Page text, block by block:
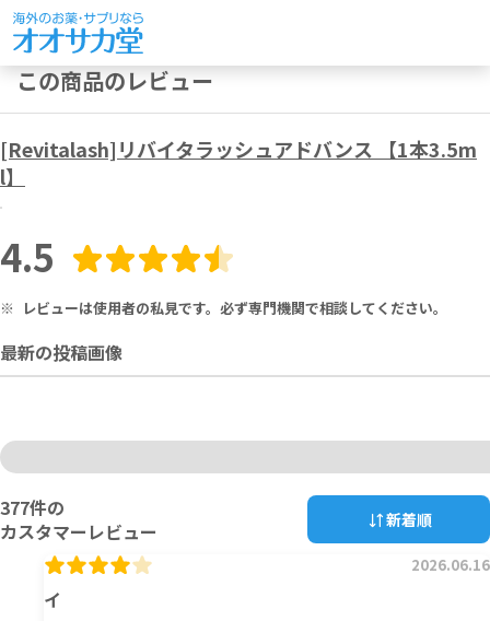
この商品のレビュー
[Revitalash]リバイタラッシュアドバンス 【1本3.5m
l】
4.5
※ レビューは使用者の私見です。必ず専門機関で相談してください。
最新の投稿画像
377件の
カスタマーレビュー
新着順
イ
2026.06.16